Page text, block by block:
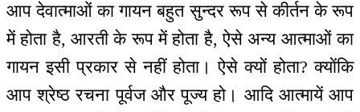
आप देवात्माओं का गायन बहुत सुन्दर रूप से कीर्तन के रूप
में होता है, आरती के रूप में होता है, ऐसे अन्य आत्माओं का
गायन इसी प्रकार से नहीं होता। ऐसे क्यों होता? क्योंकि
आप श्रेष्ठ रचना पूर्वज और पूज्य हो। आदि आत्मायें आप